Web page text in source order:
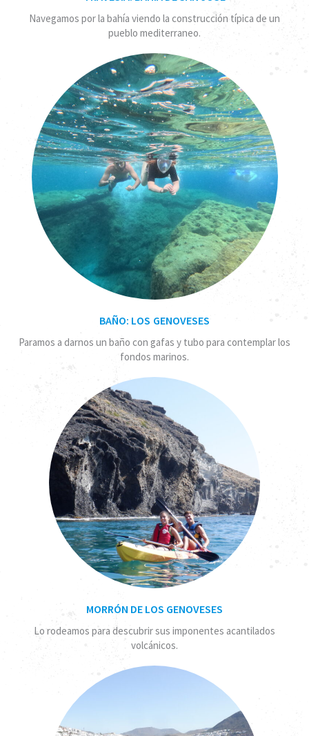
Navegamos por la bahía viendo la construcción típica de un
pueblo mediterraneo.
BAÑO: LOS GENOVESES
Paramos a darnos un baño con gafas y tubo para contemplar los
fondos marinos.
MORRÓN DE LOS GENOVESES
Lo rodeamos para descubrir sus imponentes acantilados
volcánicos.